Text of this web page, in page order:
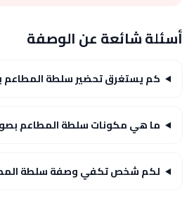
أسئلة شائعة عن الوصفة
كم يستغرق تحضير سلطة المطاعم
ما هي مكونات سلطة المطاعم
لكم شخص تكفي وصفة سلطة